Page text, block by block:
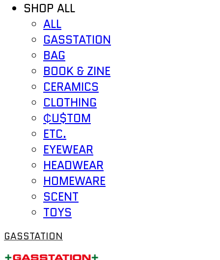
SHOP ALL
ALL
GASSTATION
BAG
BOOK & ZINE
CERAMICS
CLOTHING
₵U$TOM
ETC.
EYEWEAR
HEADWEAR
HOMEWARE
SCENT
TOYS
GASSTATION